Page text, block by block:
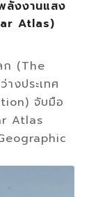
ลังงานแสง
Atlas)
ก (The
งประเทศ
จับมือ
Atlas